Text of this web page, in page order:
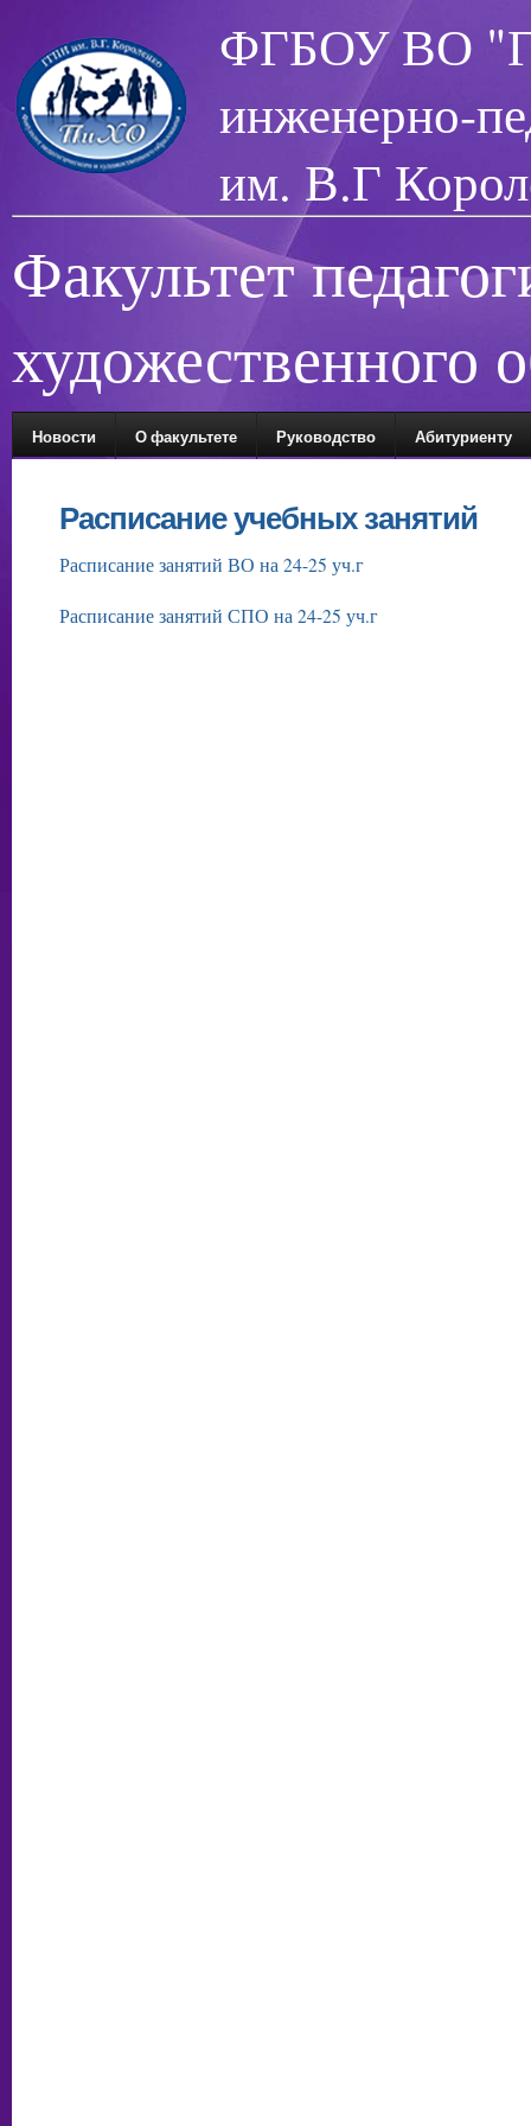
ФГБОУ ВО
инженерно-
им. В.Г
Факультет
художественного
Новости О факультете Руководство Абитуриенту
Расписание учебных занятий
Расписание занятий ВО на 24-25 уч.г
Расписание занятий СПО на 24-25 уч.г